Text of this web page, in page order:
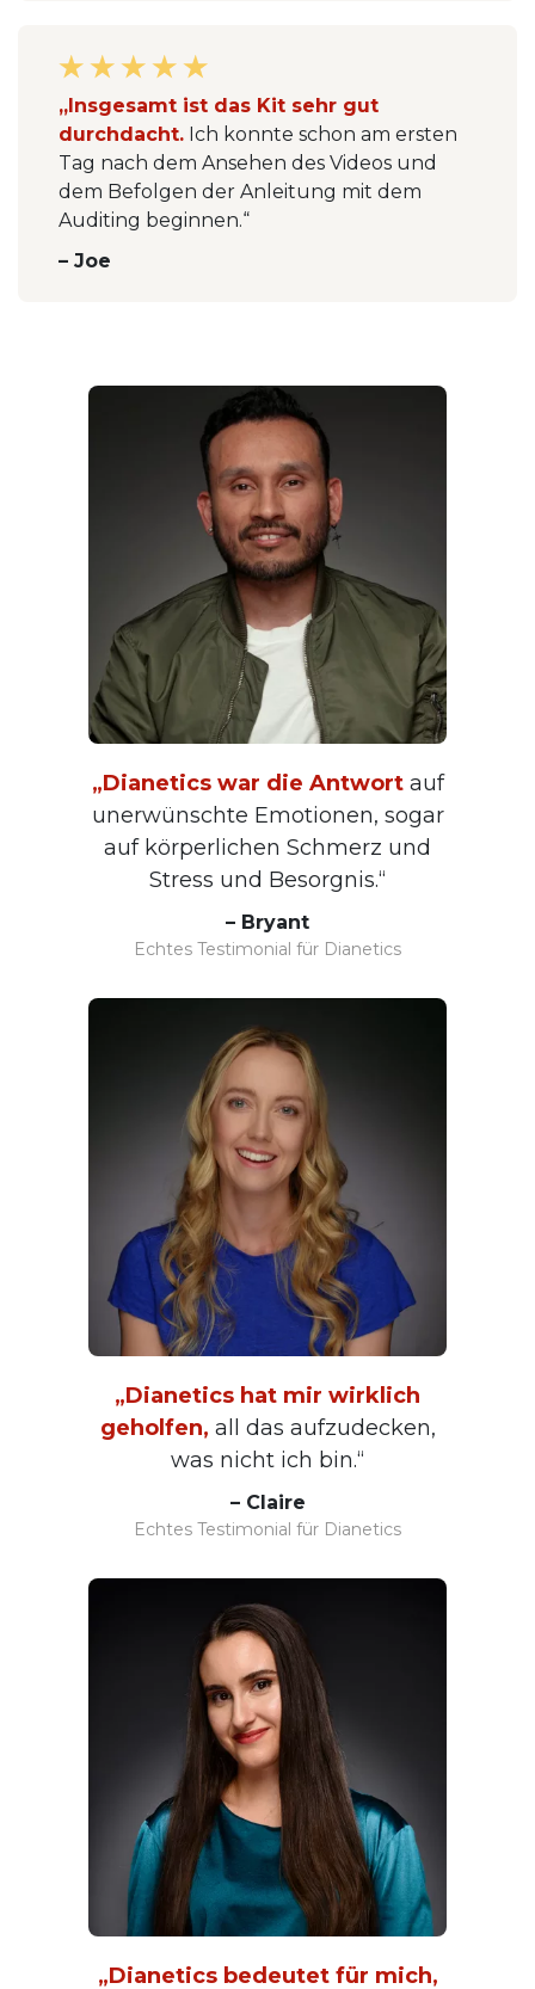
„Insgesamt ist das Kit sehr gut
durchdacht. Ich konnte schon am ersten
Tag nach dem Ansehen des Videos und
dem Befolgen der Anleitung mit dem
Auditing beginnen.“
– Joe
„Dianetics war die Antwortauf
unerwünschte Emotionen, sogar
auf körperlichen Schmerz und
Stress und Besorgnis.“
– Bryant
Echtes Testimonial für Dianetics
„Dianetics hat mir wirklich
geholfen, all das aufzudecken,
was nicht ich bin.“
– Claire
Echtes Testimonial für Dianetics
„Dianetics bedeutet für mich,